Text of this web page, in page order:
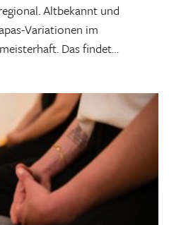
Altbekannt und
Variationen im
Das findet